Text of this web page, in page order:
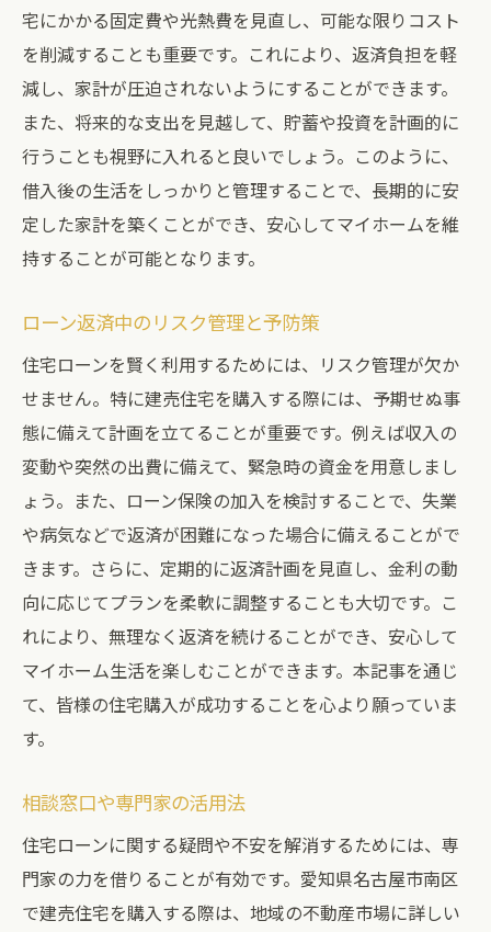
宅にかかる固定費や光熱費を見直し、可能な限りコスト
を削減することも重要です。これにより、返済負担を軽
減し、家計が圧迫されないようにすることができます。
また、将来的な支出を見越して、貯蓄や投資を計画的に
行うことも視野に入れると良いでしょう。このように、
借入後の生活をしっかりと管理することで、長期的に安
定した家計を築くことができ、安心してマイホームを維
持することが可能となります。
ローン返済中のリスク管理と予防策
住宅ローンを賢く利用するためには、リスク管理が欠か
せません。特に建売住宅を購入する際には、予期せぬ事
態に備えて計画を立てることが重要です。例えば収入の
変動や突然の出費に備えて、緊急時の資金を用意しまし
ょう。また、ローン保険の加入を検討することで、失業
や病気などで返済が困難になった場合に備えることがで
きます。さらに、定期的に返済計画を見直し、金利の動
向に応じてプランを柔軟に調整することも大切です。こ
れにより、無理なく返済を続けることができ、安心して
マイホーム生活を楽しむことができます。本記事を通じ
て、皆様の住宅購入が成功することを心より願っていま
す。
相談窓口や専門家の活用法
住宅ローンに関する疑問や不安を解消するためには、専
門家の力を借りることが有効です。愛知県名古屋市南区
で建売住宅を購入する際は、地域の不動産市場に詳しい